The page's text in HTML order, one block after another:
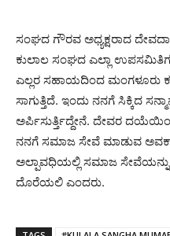
ಸಂಘದ ಗೌರವ ಅಧ್ಯಕ್ಷರಾದ
ಕುಲಾಲ ಸಂಘದ ಎಲ್ಲಾ
ಎಲ್ಲರ ಸಹಾಯದಿಂದ ಮಂಗಳೂರು
ಸಾಗುತ್ತಿದೆ. ಇಂದು ನನಗೆ ಸಿಕ್ಕಿದ
ಅರ್ಪಿಸುರ್ತ್ತಿದ್ದೇನೆ. ದೇವರ
ನನಗೆ ಸಮಾಜ ಸೇವೆ ಮಾಡುವ
ಅಲ್ಪಾವಧಿಯಲ್ಲಿ ಸಮಾಜ
ದೊರೆಯಲಿ ಎಂದರು.